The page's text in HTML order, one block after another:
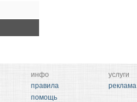
инфо
правила
помощь
услуги
реклама